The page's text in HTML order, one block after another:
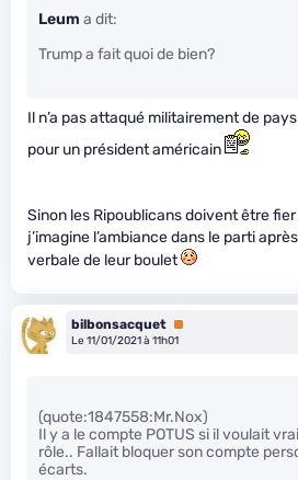
Leum a dit:
Trump a fait quoi de bien?
Il n’a pas attaqué militairement de
pour un président américain
Sinon les Ripoublicans doivent être
j’imagine l’ambiance dans le parti
verbale de leur boulet
bilbonsacquet Premium
Le 11/01/2021 à 11h01
(quote:1847558:Mr.Nox)
Il y a le compte POTUS si il voulait
rôle.. Fallait bloquer son compte
écarts.